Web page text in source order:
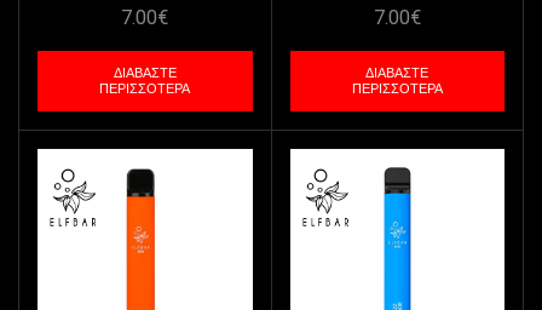
7.00€
ΔΙΑΒΆΣΤΕ
ΠΕΡΙΣΣΌΤΕΡΑ
7.00€
ΔΙΑΒΆΣΤΕ
ΠΕΡΙΣΣΌΤΕΡΑ